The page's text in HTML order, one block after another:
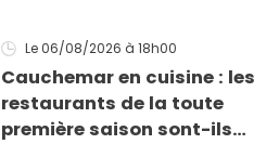
Le 06/08/2026 à 18h00
Cauchemar en cuisine : les
restaurants de la toute
première saison sont-ils